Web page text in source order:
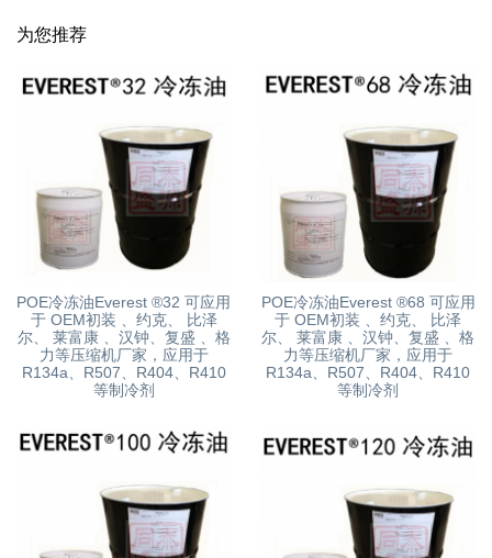
为您推荐
POE冷冻油Everest ®32 可应用
于 OEM初装 、约克、 比泽
尔、 莱富康 、汉钟、复盛 、格
力等压缩机厂家，应用于
R134a、R507、R404、R410
等制冷剂
POE冷冻油Everest ®68 可应用
于 OEM初装 、约克、 比泽
尔、 莱富康 、汉钟、复盛 、格
力等压缩机厂家，应用于
R134a、R507、R404、R410
等制冷剂